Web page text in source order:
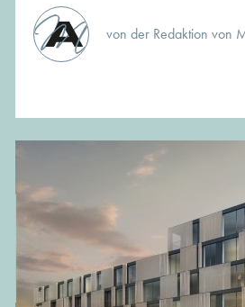
von der Redaktion von